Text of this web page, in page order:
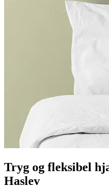
Tryg og fleksibel
Haslev